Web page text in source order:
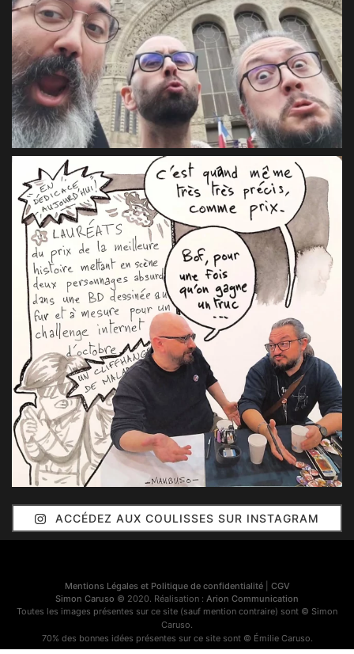
ACCÉDEZ AUX COULISSES SUR INSTAGRAM
Mentions Légales et Politique de confidentialité| CGV
Simon Caruso © 2020. Réalisation : Arion Communication
Toutes les images présentes sur ce site (sauf mention contraire) sont © Simon
Caruso.
70% des bonnes idées présentes sur ce site sont © Émilie Caruso.